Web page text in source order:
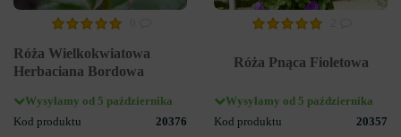
Róża Wielkokwiatowa
Herbaciana Bordowa
Wysyłamy od 5 października
Kod produktu
20376
Róża Pnąca Fioletowa
Wysyłamy od 5 października
Kod produktu
20357